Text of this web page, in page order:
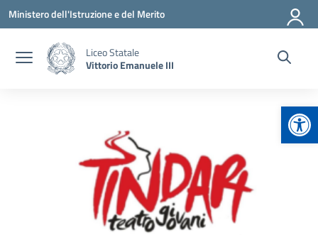
Vai ai contenuti
Vai al menu di navigazione
Vai al footer
Ministero dell'Istruzione e del Merito
Liceo Statale
Vittorio Emanuele III